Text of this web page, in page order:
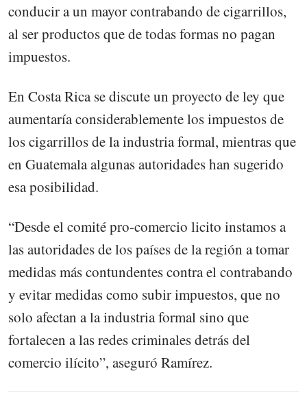
conducir a un mayor contrabando de cigarrillos,
al ser productos que de todas formas no pagan
impuestos.
En Costa Rica se discute un proyecto de ley que
aumentaría considerablemente los impuestos de
los cigarrillos de la industria formal, mientras que
en Guatemala algunas autoridades han sugerido
esa posibilidad.
“Desde el comité pro-comercio licito instamos a
las autoridades de los países de la región a tomar
medidas más contundentes contra el contrabando
y evitar medidas como subir impuestos, que no
solo afectan a la industria formal sino que
fortalecen a las redes criminales detrás del
comercio ilícito”, aseguró Ramírez.